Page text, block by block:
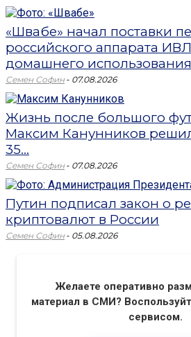
«Швабе» начал поставки
российского аппарата
домашнего использования
Семен Софин - 07.08.2026
Жизнь после большого
Максим Канунников
35...
Семен Софин - 07.08.2026
Путин подписал закон о
криптовалют в России
Семен Софин - 05.08.2026
Желаете оперативно
материал в СМИ?
сервисом.